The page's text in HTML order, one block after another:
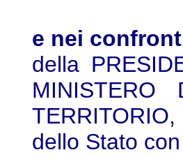
e nei
della
MINISTERO
TERRITORIO,
dello Stato